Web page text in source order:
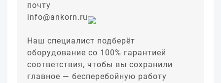
почту
info@ankorn.ru
Наш специалист подберёт
оборудование со 100% гарантией
соответствия, чтобы вы сохранили
главное — бесперебойную работу